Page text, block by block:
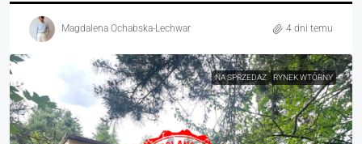
Magdalena Ochabska-Lechwar 4 dni temu
NA SPRZEDAŻ RYNEK WTÓRNY